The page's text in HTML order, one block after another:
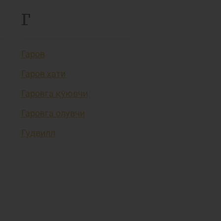
Г
Гаров
Гаров хати
Гаровга қўювчи
Гаровга олувчи
Гудвилл